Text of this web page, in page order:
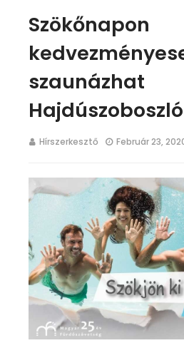
Szökőnapon
szaunázhat
Hírszerkesztő Február 23,